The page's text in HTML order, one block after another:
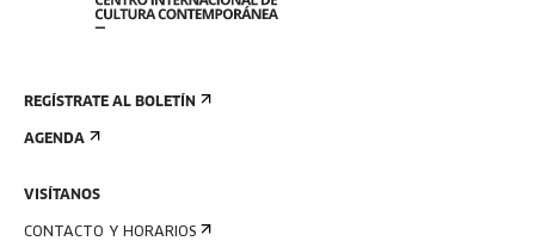
REGÍSTRATE AL BOLETÍN
AGENDA
VISÍTANOS
CONTACTO Y HORARIOS